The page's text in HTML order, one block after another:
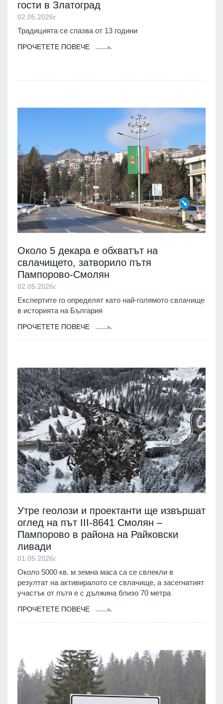
гости в Златоград
02.05.2026г.
Традицията се спазва от 13 години
ПРОЧЕТЕТЕ ПОВЕЧЕ
Около 5 декара е обхватът на
свлачището, затворило пътя
Пампорово-Смолян
02.05.2026г.
Експертите го определят като най-голямото свлачище
в историята на България
ПРОЧЕТЕТЕ ПОВЕЧЕ
Утре геолози и проектанти ще извършат
оглед на път III-8641 Смолян –
Пампорово в района на Райковски
ливади
01.05.2026г.
Около 5000 кв. м земна маса са се свлекли в
резултат на активиралото се свлачище, а засегнатият
участък от пътя е с дължина близо 70 метра
ПРОЧЕТЕТЕ ПОВЕЧЕ